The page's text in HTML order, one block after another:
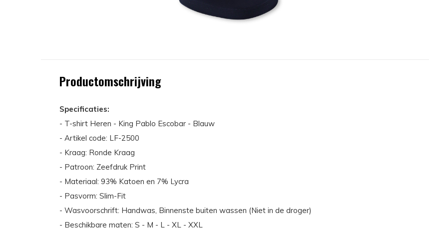
Productomschrijving
Specificaties:
- T-shirt Heren - King Pablo Escobar - Blauw
- Artikel code: LF-2500
- Kraag: Ronde Kraag
- Patroon: Zeefdruk Print
- Materiaal: 93% Katoen en 7% Lycra
- Pasvorm: Slim-Fit
- Wasvoorschrift: Handwas, Binnenste buiten wassen (Niet in de droger)
- Beschikbare maten: S - M - L - XL - XXL